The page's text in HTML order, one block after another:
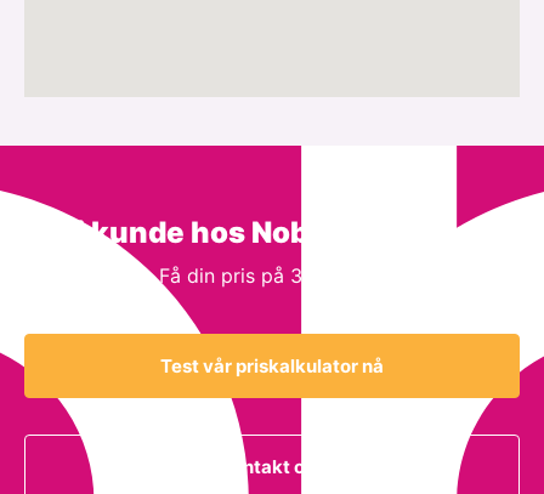
Bli kunde hos Noba Consulting
Få din pris på 3 minutter
Test vår priskalkulator nå
Kontakt oss